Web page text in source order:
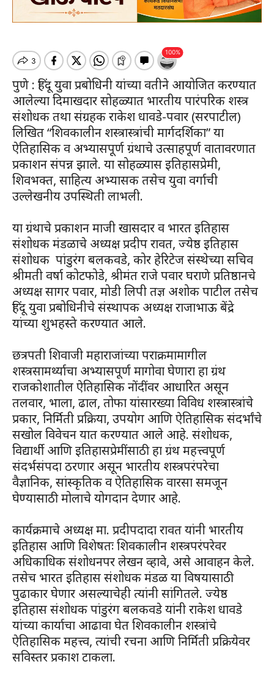
पुणे : हिंदू युवा प्रबोधिनी यांच्या वतीने आयोजित करण्यात
आलेल्या दिमाखदार सोहळ्यात भारतीय पारंपरिक शस्त्र
संशोधक तथा संग्रहक राकेश धावडे-पवार (सरपाटील)
लिखित “शिवकालीन शस्त्रास्त्रांची मार्गदर्शिका” या
ऐतिहासिक व अभ्यासपूर्ण ग्रंथाचे उत्साहपूर्ण वातावरणात
प्रकाशन संपन्न झाले. या सोहळ्यास इतिहासप्रेमी,
शिवभक्त, साहित्य अभ्यासक तसेच युवा वर्गाची
उल्लेखनीय उपस्थिती लाभली.
या ग्रंथाचे प्रकाशन माजी खासदार व भारत इतिहास
संशोधक मंडळाचे अध्यक्ष प्रदीप रावत, ज्येष्ठ इतिहास
संशोधक पांडुरंग बलकवडे, कोर हेरिटेज संस्थेच्या सचिव
श्रीमती वर्षा कोटफोडे, श्रीमंत राजे पवार घराणे प्रतिष्ठानचे
अध्यक्ष सागर पवार, मोडी लिपी तज्ञ अशोक पाटील तसेच
हिंदू युवा प्रबोधिनीचे संस्थापक अध्यक्ष राजाभाऊ बेंद्रे
यांच्या शुभहस्ते करण्यात आले.
छत्रपती शिवाजी महाराजांच्या पराक्रमामागील
शस्त्रसामर्थ्याचा अभ्यासपूर्ण मागोवा घेणारा हा ग्रंथ
राजकोशातील ऐतिहासिक नोंदींवर आधारित असून
तलवार, भाला, ढाल, तोफा यांसारख्या विविध शस्त्रास्त्रांचे
प्रकार, निर्मिती प्रक्रिया, उपयोग आणि ऐतिहासिक संदर्भांचे
सखोल विवेचन यात करण्यात आले आहे. संशोधक,
विद्यार्थी आणि इतिहासप्रेमींसाठी हा ग्रंथ महत्त्वपूर्ण
संदर्भसंपदा ठरणार असून भारतीय शस्त्रपरंपरेचा
वैज्ञानिक, सांस्कृतिक व ऐतिहासिक वारसा समजून
घेण्यासाठी मोलाचे योगदान देणार आहे.
कार्यक्रमाचे अध्यक्ष मा. प्रदीपदादा रावत यांनी भारतीय
इतिहास आणि विशेषतः शिवकालीन शस्त्रपरंपरेवर
अधिकाधिक संशोधनपर लेखन व्हावे, असे आवाहन केले.
तसेच भारत इतिहास संशोधक मंडळ या विषयासाठी
पुढाकार घेणार असल्याचेही त्यांनी सांगितले. ज्येष्ठ
इतिहास संशोधक पांडुरंग बलकवडे यांनी राकेश धावडे
यांच्या कार्याचा आढावा घेत शिवकालीन शस्त्रांचे
ऐतिहासिक महत्त्व, त्यांची रचना आणि निर्मिती प्रक्रियेवर
सविस्तर प्रकाश टाकला.